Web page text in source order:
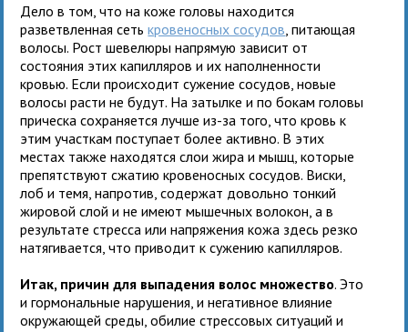
Дело в том, что на коже головы находится
разветвленная сетькровеносных сосудов , питающая
волосы. Рост шевелюры напрямую зависит от
состояния этих капилляров и их наполненности
кровью. Если происходит сужение сосудов, новые
волосы расти не будут. На затылке и по бокам головы
прическа сохраняется лучше из-за того, что кровь к
этим участкам поступает более активно. В этих
местах также находятся слои жира и мышц, которые
препятствуют сжатию кровеносных сосудов. Виски,
лоб и темя, напротив, содержат довольно тонкий
жировой слой и не имеют мышечных волокон, а в
результате стресса или напряжения кожа здесь резко
натягивается, что приводит к сужению капилляров.
Итак, причин для выпадения волос множество. Это
и гормональные нарушения, и негативное влияние
окружающей среды, обилие стрессовых ситуаций и